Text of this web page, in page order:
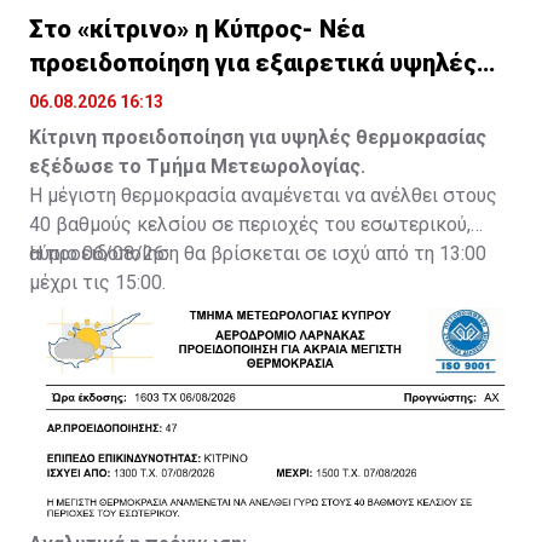
Στο «κίτρινο» η Κύπρος- Νέα
προειδοποίηση για εξαιρετικά υψηλές
θερμοκρασίες
06.08.2026 16:13
Κίτρινη προειδοποίηση για υψηλές θερμοκρασίας
εξέδωσε το Τμήμα Μετεωρολογίας.
Η μέγιστη θερμοκρασία αναμένεται να ανέλθει στους
40 βαθμούς κελσίου σε περιοχές του εσωτερικού,
αύριο 06/08/26.
Η προειδοποίηση θα βρίσκεται σε ισχύ από τη 13:00
μέχρι τις 15:00.